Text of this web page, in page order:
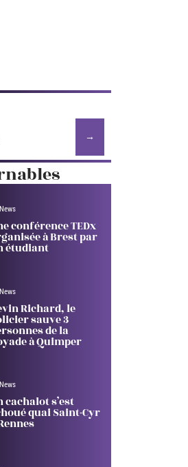
News
conférence TEDx
à Brest par
étudiant
News
Richard, le
sauve 3
de la
à Quimper
News
cachalot s’est
quai Saint-Cyr